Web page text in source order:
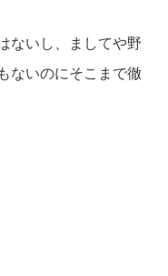
ないし、ましてや野
ないのにそこまで徹